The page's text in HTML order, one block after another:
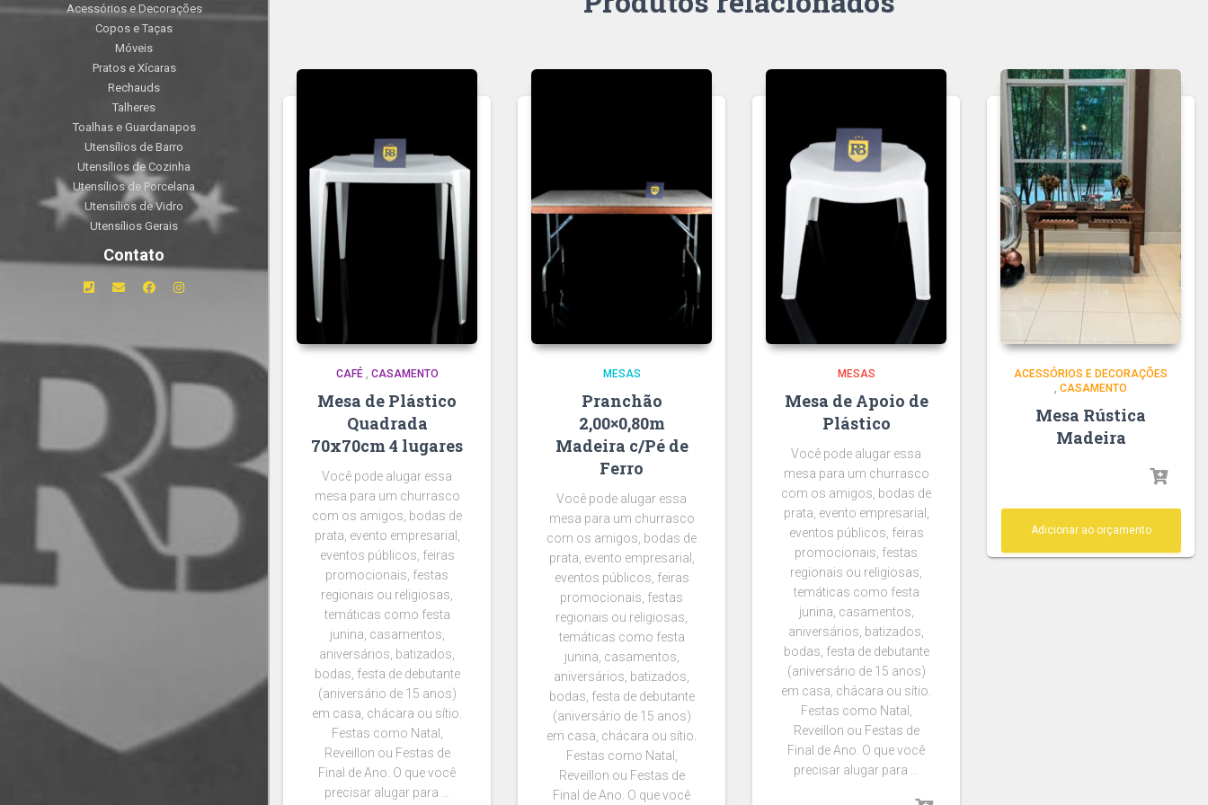
Acessórios e Decorações
Copos e Taças
Móveis
Pratos e Xícaras
Rechauds
Talheres
Toalhas e Guardanapos
Utensílios de Barro
Utensílios de Cozinha
Utensílios de Porcelana
Utensílios de Vidro
Utensílios Gerais
Contato
CAFÉ, CASAMENTO
Mesa de Plástico
Quadrada
70x70cm 4 lugares
Você pode alugar essa
mesa para um churrasco
com os amigos, bodas de
prata, evento empresarial,
eventos públicos, feiras
promocionais, festas
regionais ou religiosas,
temáticas como festa
junina, casamentos,
aniversários, batizados,
bodas, festa de debutante
(aniversário de 15 anos)
em casa, chácara ou sítio.
Festas como Natal,
Reveillon ou Festas de
Final de Ano. O que você
precisar alugar para …
MESAS
Pranchão
2,00×0,80m
Madeira c/Pé de
Ferro
Você pode alugar essa
mesa para um churrasco
com os amigos, bodas de
prata, evento empresarial,
eventos públicos, feiras
promocionais, festas
regionais ou religiosas,
temáticas como festa
junina, casamentos,
aniversários, batizados,
bodas, festa de debutante
(aniversário de 15 anos)
em casa, chácara ou sítio.
Festas como Natal,
Reveillon ou Festas de
Final de Ano. O que você
MESAS
Mesa de Apoio de
Plástico
Você pode alugar essa
mesa para um churrasco
com os amigos, bodas de
prata, evento empresarial,
eventos públicos, feiras
promocionais, festas
regionais ou religiosas,
temáticas como festa
junina, casamentos,
aniversários, batizados,
bodas, festa de debutante
(aniversário de 15 anos)
em casa, chácara ou sítio.
Festas como Natal,
Reveillon ou Festas de
Final de Ano. O que você
precisar alugar para …
ACESSÓRIOS E DECORAÇÕES
, CASAMENTO
Mesa Rústica
Madeira
Adicionar ao orçamento